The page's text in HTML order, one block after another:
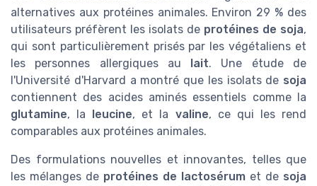
alternatives aux protéines animales. Environ 29 % des
utilisateurs préfèrent les isolats de protéines de soja,
qui sont particulièrement prisés par les végétaliens et
les personnes allergiques au lait. Une étude de
l'Université d'Harvard a montré que les isolats de soja
contiennent des acides aminés essentiels comme la
glutamine, la leucine, et la valine, ce qui les rend
comparables aux protéines animales.
Des formulations nouvelles et innovantes, telles que
les mélanges de protéines de lactosérum et de soja